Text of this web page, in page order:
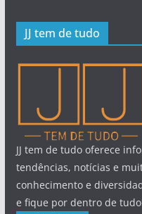
JJ tem de tudo
JJ tem de tudo oferece
tendências, notícias e
conhecimento e
e fique por dentro de